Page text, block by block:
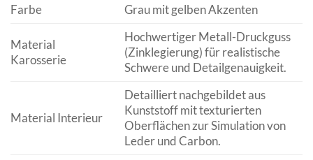
Farbe
Grau mit gelben Akzenten
Material
Karosserie
Hochwertiger Metall-Druckguss
(Zinklegierung) für realistische
Schwere und Detailgenauigkeit.
Material Interieur
Detailliert nachgebildet aus
Kunststoff mit texturierten
Oberflächen zur Simulation von
Leder und Carbon.